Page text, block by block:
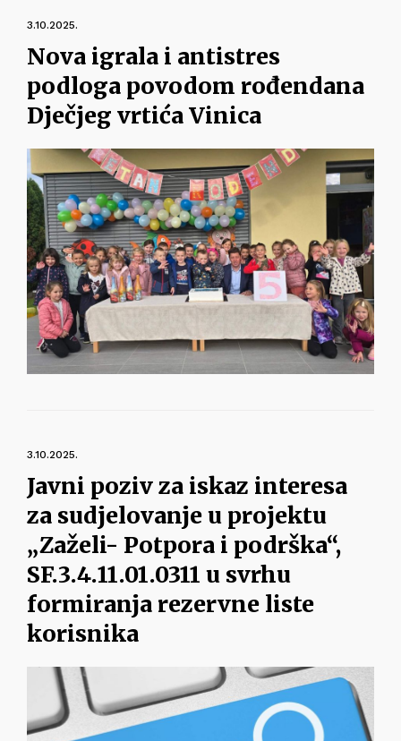
3.10.2025.
Nova igrala i antistres
podloga povodom rođendana
Dječjeg vrtića Vinica
3.10.2025.
Javni poziv za iskaz interesa
za sudjelovanje u projektu
„Zaželi- Potpora i podrška“,
SF.3.4.11.01.0311 u svrhu
formiranja rezervne liste
korisnika